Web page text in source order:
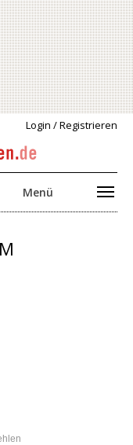
Login / Registrieren
Menü